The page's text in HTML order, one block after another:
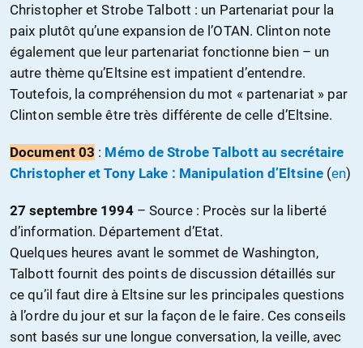
Christopher et Strobe Talbott : un Partenariat pour la
paix plutôt qu’une expansion de l’OTAN. Clinton note
également que leur partenariat fonctionne bien – un
autre thème qu’Eltsine est impatient d’entendre.
Toutefois, la compréhension du mot « partenariat » par
Clinton semble être très différente de celle d’Eltsine.
Document 03 : Mémo de Strobe Talbott au secrétaire
Christopher et Tony Lake : Manipulation d’Eltsine(en)
27 septembre 1994– Source : Procès sur la liberté
d’information. Département d’Etat.
Quelques heures avant le sommet de Washington,
Talbott fournit des points de discussion détaillés sur
ce qu’il faut dire à Eltsine sur les principales questions
à l’ordre du jour et sur la façon de le faire. Ces conseils
sont basés sur une longue conversation, la veille, avec